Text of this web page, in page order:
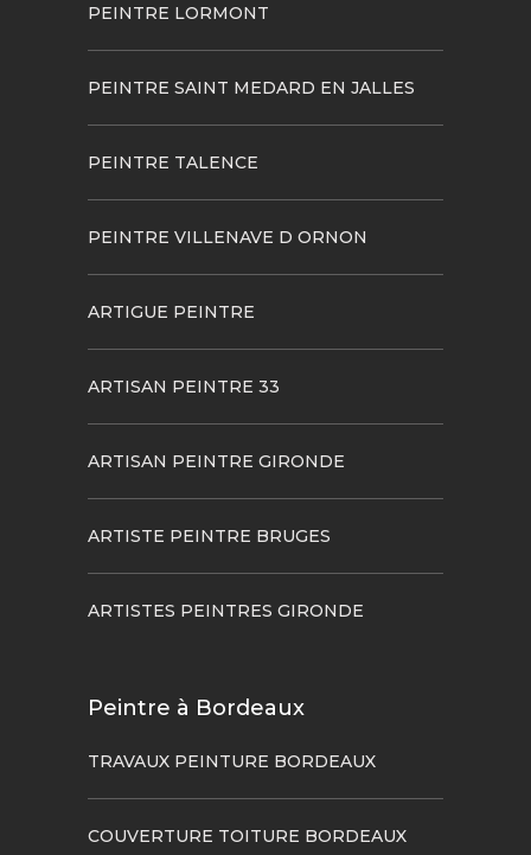
PEINTRE LORMONT
PEINTRE SAINT MEDARD EN JALLES
PEINTRE TALENCE
PEINTRE VILLENAVE D ORNON
ARTIGUE PEINTRE
ARTISAN PEINTRE 33
ARTISAN PEINTRE GIRONDE
ARTISTE PEINTRE BRUGES
ARTISTES PEINTRES GIRONDE
Peintre à Bordeaux
TRAVAUX PEINTURE BORDEAUX
COUVERTURE TOITURE BORDEAUX